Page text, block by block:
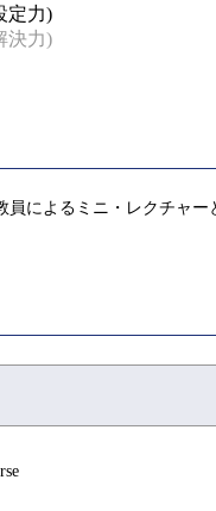
定力)
決力)
によるミニ・レクチャ